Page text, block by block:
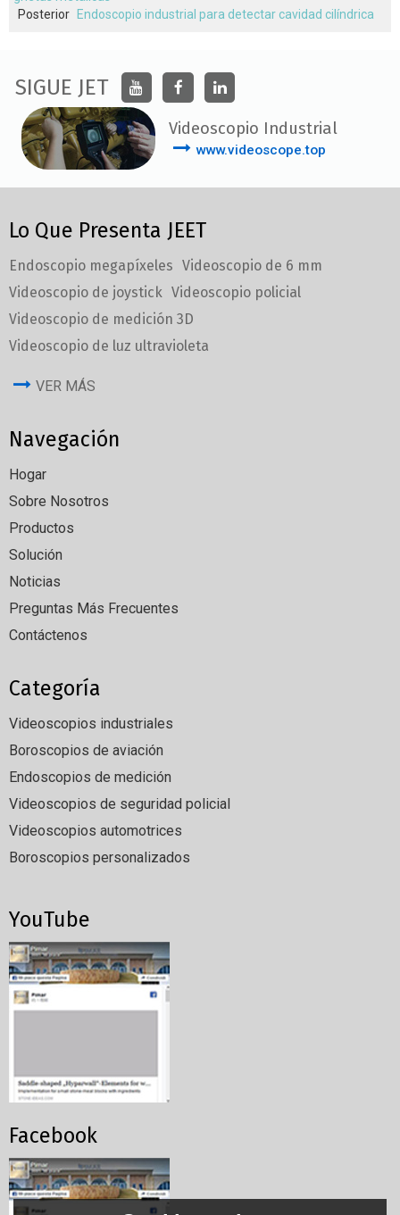
Posterior
Endoscopio industrial para detectar cavidad cilíndrica
SIGUE JET
Videoscopio Industrial
www.videoscope.top
Lo Que Presenta JEET
Endoscopio megapíxeles Videoscopio de 6 mm
Videoscopio de joystick Videoscopio policial
Videoscopio de medición 3D
Videoscopio de luz ultravioleta
VER MÁS
Navegación
Hogar
Sobre Nosotros
Productos
Solución
Noticias
Preguntas Más Frecuentes
Contáctenos
Categoría
Videoscopios industriales
Boroscopios de aviación
Endoscopios de medición
Videoscopios de seguridad policial
Videoscopios automotrices
Boroscopios personalizados
YouTube
Facebook